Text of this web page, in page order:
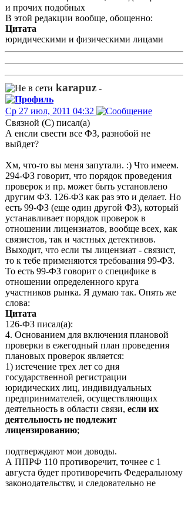
и прочих подобных
В этой редакции вообще, обощенно:
Цитата
юридическими и физическими лицами
karapuz -
Ср 27 июл, 2011 04:32
Связной (С) писал(а)
А енсли свести все ФЗ, разнобой не
выйдет?
Хм, что-то вы меня запутали. :) Что имеем.
294-ФЗ говорит, что порядок проведения
проверок и пр. может быть установлено
другим ФЗ. 126-ФЗ как раз это и делает. Но
есть 99-ФЗ (еще один другой ФЗ), который
устанавливает порядок проверок в
отношении лицензиатов, вообще всех, как
связистов, так и частных детективов.
Выходит, что если ты лицензиат - связист,
то к тебе применяются требования 99-ФЗ.
То есть 99-ФЗ говорит о специфике в
отношении определенного круга
участников рынка. Я думаю так. Опять же
слова:
Цитата
126-ФЗ писал(а):
4. Основанием для включения плановой
проверки в ежегодный план проведения
плановых проверок является:
1) истечение трех лет со дня
государственной регистрации
юридических лиц, индивидуальных
предпринимателей, осуществляющих
деятельность в области связи, если их
деятельность не подлежит
лицензированию;
подтверждают мои доводы.
А ППРФ 110 противоречит, точнее с 1
августа будет противоречить Федеральному
законодательству, и следовательно не